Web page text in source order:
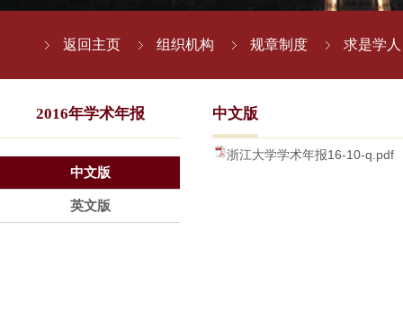
返回主页 组织机构 规章制度 求是学人
2016年学术年报
中文版
英文版
中文版
浙江大学学术年报16-10-q.pdf